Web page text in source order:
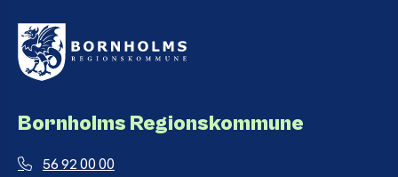
Bornholms Regionskommune
56 92 00 00